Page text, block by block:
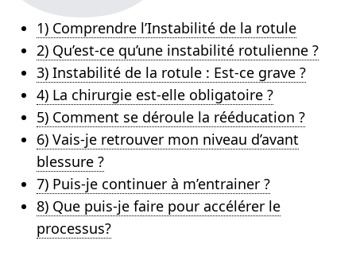
1) Comprendre l’Instabilité de la rotule
2) Qu’est-ce qu’une instabilité rotulienne ?
3) Instabilité de la rotule : Est-ce grave ?
4) La chirurgie est-elle obligatoire ?
5) Comment se déroule la rééducation ?
6) Vais-je retrouver mon niveau d’avant
blessure ?
7) Puis-je continuer à m’entrainer ?
8) Que puis-je faire pour accélérer le
processus?